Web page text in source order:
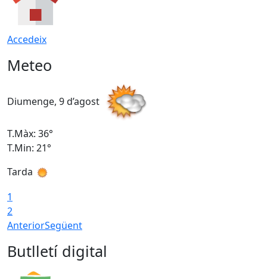
Accedeix
Meteo
Diumenge, 9 d’agost
T.Màx: 36°
T.Min: 21°
Tarda
1
2
AnteriorSegüent
Butlletí digital